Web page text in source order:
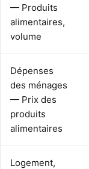
— Produits
alimentaires,
volume
Dépenses
des ménages
— Prix des
produits
alimentaires
Logement,